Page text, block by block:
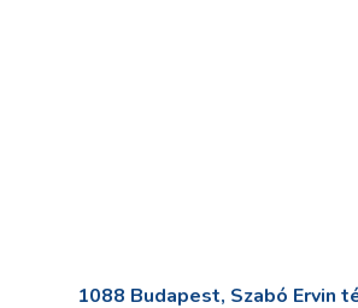
1088 Budapest, Szabó Ervin